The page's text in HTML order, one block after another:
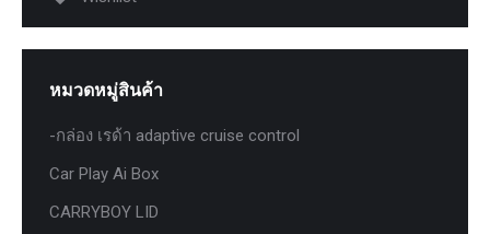
หมวดหมู่สินค้า
-กล่อง เรด้า adaptive cruise control
Car Play Ai Box
CARRYBOY LID